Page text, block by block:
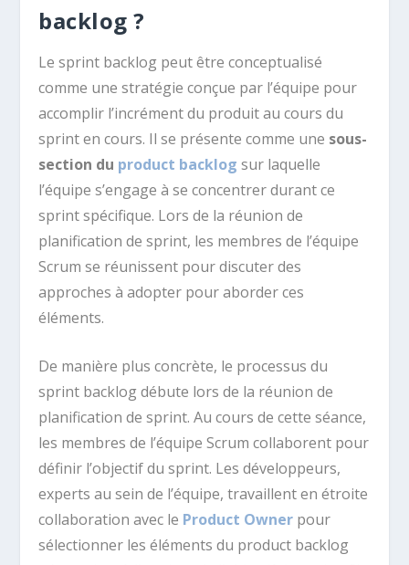
backlog ?
Le sprint backlog peut être conceptualisé
comme une stratégie conçue par l’équipe pour
accomplir l’incrément du produit au cours du
sprint en cours. Il se présente comme une sous-
section du product backlog sur laquelle
l’équipe s’engage à se concentrer durant ce
sprint spécifique. Lors de la réunion de
planification de sprint, les membres de l’équipe
Scrum se réunissent pour discuter des
approches à adopter pour aborder ces
éléments.
De manière plus concrète, le processus du
sprint backlog débute lors de la réunion de
planification de sprint. Au cours de cette séance,
les membres de l’équipe Scrum collaborent pour
définir l’objectif du sprint. Les développeurs,
experts au sein de l’équipe, travaillent en étroite
collaboration avec le Product Owner pour
sélectionner les éléments du product backlog